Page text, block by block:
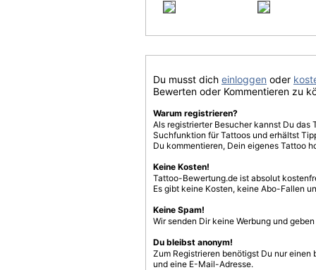
Du musst dich einloggen oder
Bewerten oder Kommentieren zu
Warum registrieren?
Als registrierter Besucher kannst Du
Suchfunktion für Tattoos und erhältst
Du kommentieren, Dein eigenes Tattoo
Keine Kosten!
Tattoo-Bewertung.de ist absolut
Es gibt keine Kosten, keine Abo-Fallen
Keine Spam!
Wir senden Dir keine Werbung und
Du bleibst anonym!
Zum Registrieren benötigst Du nur einen
und eine E-Mail-Adresse.